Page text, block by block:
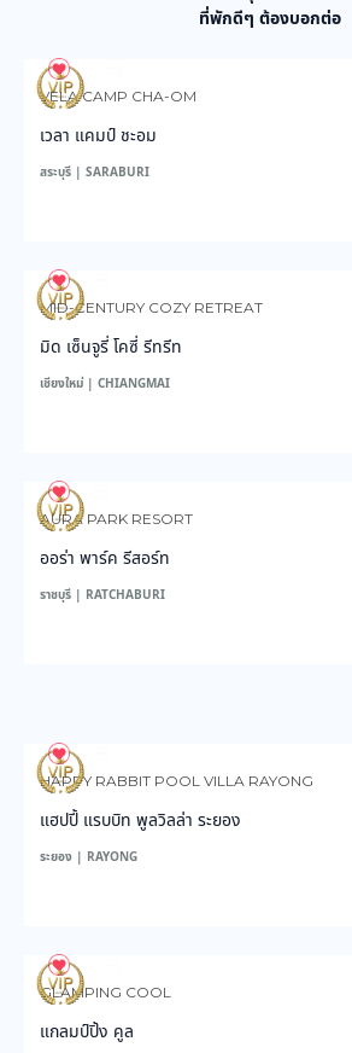
ที่พักดีๆ ต้องบอกต่อ
14
VELA CAMP CHA-OM
เวลา แคมป์ ชะอม
สระบุรี | SARABURI
4
MID-CENTURY COZY RETREAT
มิด เซ็นจูรี่ โคซี่ รีทรีท
เชียงใหม่ | CHIANGMAI
6
AURA PARK RESORT
ออร่า พาร์ค รีสอร์ท
ราชบุรี | RATCHABURI
9
HAPPY RABBIT POOL VILLA RAYONG
แฮปปี้ แรบบิท พูลวิลล่า ระยอง
ระยอง | RAYONG
36
GLAMPING COOL
แกลมป์ปิ้ง คูล